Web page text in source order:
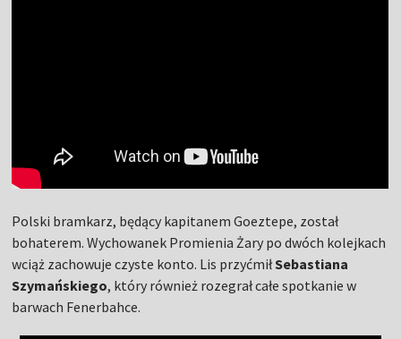
Polski bramkarz, będący kapitanem Goeztepe, został
bohaterem. Wychowanek Promienia Żary po dwóch kolejkach
wciąż zachowuje czyste konto. Lis przyćmiłSebastiana
Szymańskiego, który również rozegrał całe spotkanie w
barwach Fenerbahce.